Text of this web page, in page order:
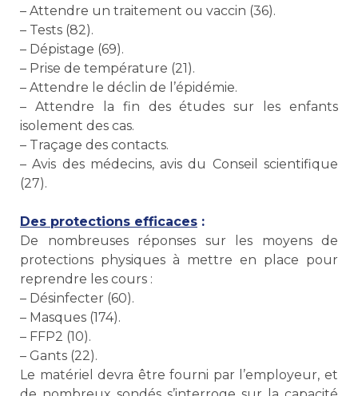
– Attendre un traitement ou vaccin (36).
– Tests (82).
– Dépistage (69).
– Prise de température (21).
– Attendre le déclin de l’épidémie.
– Attendre la fin des études sur les enfants
isolement des cas.
– Traçage des contacts.
– Avis des médecins, avis du Conseil scientifique
(27).
Des protections efficaces :
De nombreuses réponses sur les moyens de
protections physiques à mettre en place pour
reprendre les cours :
– Désinfecter (60).
– Masques (174).
– FFP2 (10).
– Gants (22).
Le matériel devra être fourni par l’employeur, et